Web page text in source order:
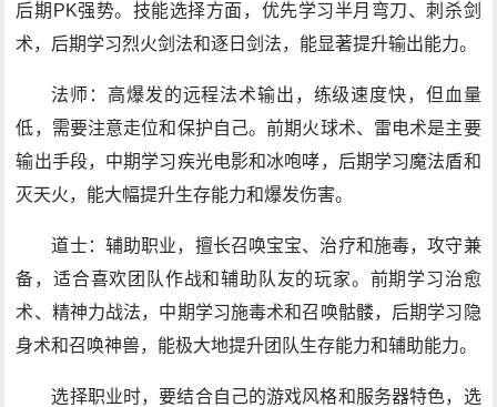
后期PK强势。技能选择方面，优先学习半月弯刀、刺杀剑
术，后期学习烈火剑法和逐日剑法，能显著提升输出能力。
法师：高爆发的远程法术输出，练级速度快，但血量
低，需要注意走位和保护自己。前期火球术、雷电术是主要
输出手段，中期学习疾光电影和冰咆哮，后期学习魔法盾和
灭天火，能大幅提升生存能力和爆发伤害。
道士：辅助职业，擅长召唤宝宝、治疗和施毒，攻守兼
备，适合喜欢团队作战和辅助队友的玩家。前期学习治愈
术、精神力战法，中期学习施毒术和召唤骷髅，后期学习隐
身术和召唤神兽，能极大地提升团队生存能力和辅助能力。
选择职业时，要结合自己的游戏风格和服务器特色，选